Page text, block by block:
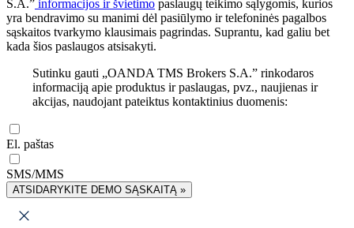
S.A.” informacijos ir švietimo paslaugų teikimo sąlygomis, kurios
yra bendravimo su manimi dėl pasiūlymo ir telefoninės pagalbos
sąskaitos tvarkymo klausimais pagrindas. Suprantu, kad galiu bet
kada šios paslaugos atsisakyti.
Sutinku gauti „OANDA TMS Brokers S.A.” rinkodaros
informaciją apie produktus ir paslaugas, pvz., naujienas ir
akcijas, naudojant pateiktus kontaktinius duomenis:
El. paštas
SMS/MMS
ATSIDARYKITE DEMO SĄSKAITĄ »